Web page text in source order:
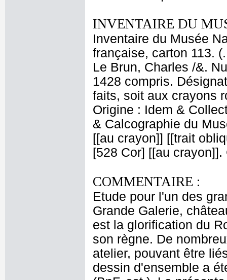
INVENTAIRE DU
Inventaire du Musée
française, carton 113.
Le Brun, Charles /&.
1428 compris.
faits, soit aux crayons
Origine : Idem &
& Calcographie du
[[au crayon]] [[trait
[528 Cor] [[au
COMMENTAIRE :
Etude pour l'un des
Grande Galerie,
est la glorification du
son règne. De
atelier, pouvant être
dessin d'ensemble a